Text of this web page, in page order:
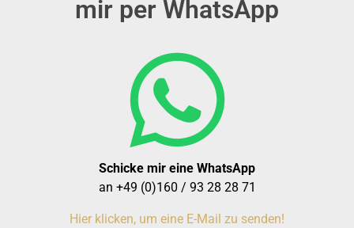
mir per WhatsApp
Schicke mir eine WhatsApp
an +49 (0)160 / 93 28 28 71
Hier klicken, um eine E-Mail zu senden!